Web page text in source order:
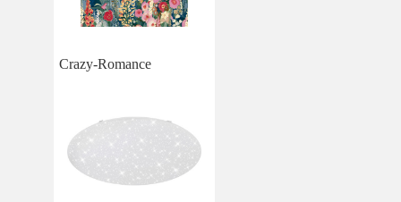
Crazy-Romance